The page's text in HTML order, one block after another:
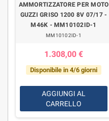
AMMORTIZZATORE PER MOTO
GUZZI GRISO 1200 8V 07/17 -
M46K - MM10102ID-1
MM10102ID-1
1.308,00 €
Disponibile in 4/6 giorni
AGGIUNGI AL
CARRELLO